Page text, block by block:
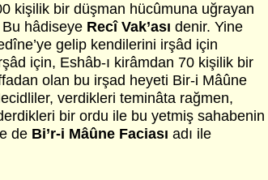
kişilik bir düşman hücûmuna uğrayan
hâdiseye Recî Vak’ası denir. Yine
gelip kendilerini irşâd için
için, Eshâb-ı kirâmdan 70 kişilik bir
olan bu irşad heyeti Bir-i Mâûne
verdikleri teminâta rağmen,
bir ordu ile bu yetmiş sahabenin
de Bi’r-i Mâûne Faciası adı ile